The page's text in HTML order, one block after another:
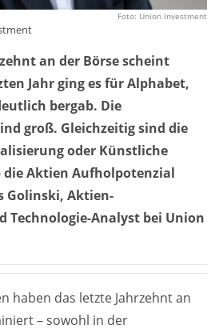
Foto: Union Investment
an der Börse scheint
Jahr ging es für Alphabet,
bergab. Die
groß. Gleichzeitig sind die
oder Künstliche
Aktien Aufholpotenzial
Golinski, Aktien-
Technologie-Analyst bei Union
haben das letzte Jahrzehnt an
– sowohl in der